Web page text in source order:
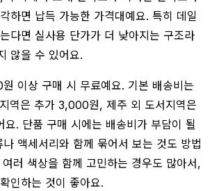
하면 납득 가능한 가격대예요. 특히 데일
다면 실사용 단가가 더 낮아지는 구조라
않을 수 있어요.
이상 구매 시 무료예요. 기본 배송비는
역은 추가 3,000원, 제주 외 도서지역은
. 단품 구매 시에는 배송비가 부담이 될
액세서리와 함께 묶어서 보는 것도 방법
러 색상을 함께 고민하는 경우도 많아서,
인하는 것이 좋아요.